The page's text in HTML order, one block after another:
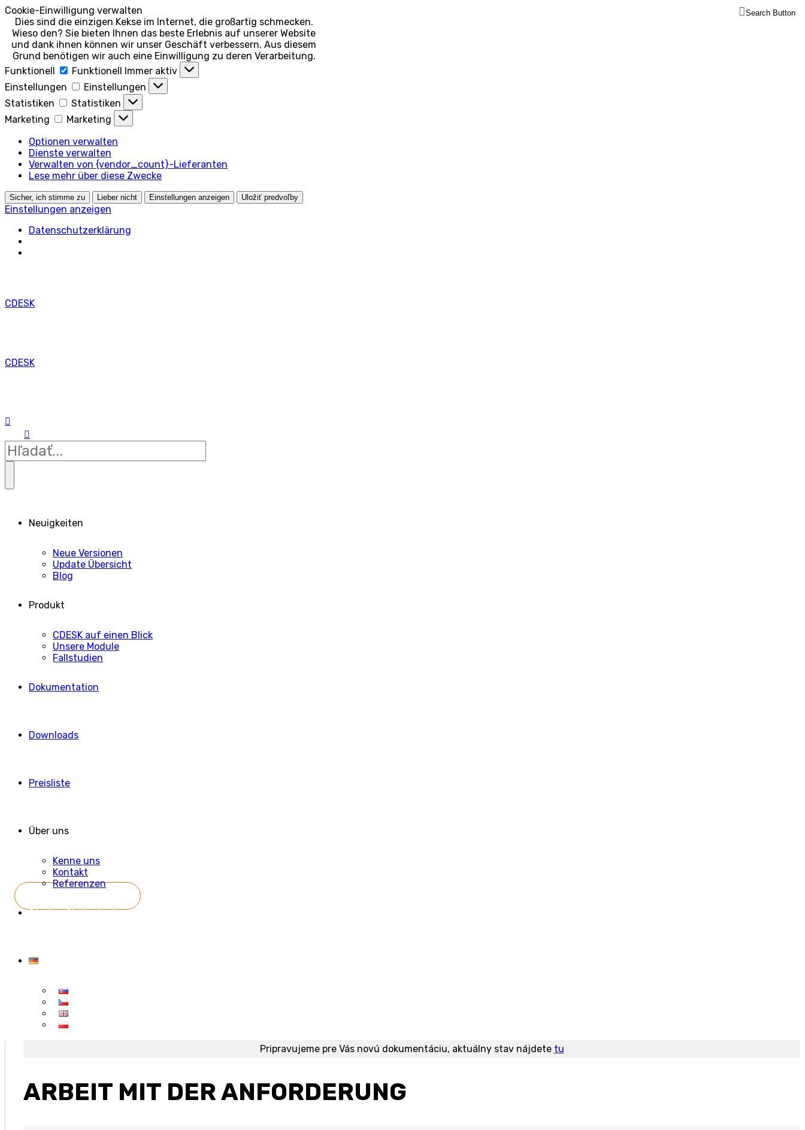
Cookie-Einwilligung verwalten
Dies sind die einzigen Kekse im Internet, die großartig schmecken.
Wieso den? Sie bieten Ihnen das beste Erlebnis auf unserer Website
und dank ihnen können wir unser Geschäft verbessern. Aus diesem
Grund benötigen wir auch eine Einwilligung zu deren Verarbeitung.
Funktionell
Funktionell Immer aktiv
Einstellungen
Einstellungen
Statistiken
Statistiken
Marketing
Marketing
Optionen verwalten
Dienste verwalten
Verwalten von {vendor_count}-Lieferanten
Lese mehr über diese Zwecke
Sicher, ich stimme zu Lieber nicht Einstellungen anzeigen Uložiť predvoľby
Einstellungen anzeigen
Datenschutzerklärung
CDESK
CDESK
Neuigkeiten
Neue Versionen
Update Übersicht
Blog
Produkt
CDESK auf einen Blick
Unsere Module
Fallstudien
Dokumentation
Downloads
Preisliste
Über uns
Kenne uns
Kontakt
Referenzen
Starten Sie kostenlos
Pripravujeme pre Vás novú dokumentáciu, aktuálny stav nájdete tu
ARBEIT MIT DER ANFORDERUNG
Search Button